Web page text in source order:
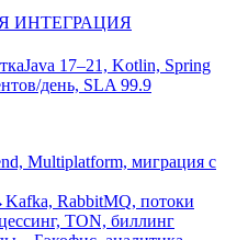
ИНТЕГРАЦИЯ
Java 17–21, Kotlin, Spring
день, SLA 99.9
Multiplatform, миграция с
Kafka, RabbitMQ, потоки
TON, биллинг